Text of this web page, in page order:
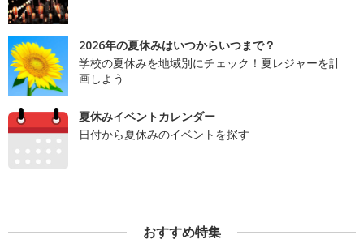
2026年の夏休みはいつからいつまで？
学校の夏休みを地域別にチェック！夏レジャーを計
画しよう
夏休みイベントカレンダー
日付から夏休みのイベントを探す
おすすめ特集